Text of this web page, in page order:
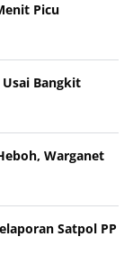
Picu
Bangkit
Warganet
Satpol PP